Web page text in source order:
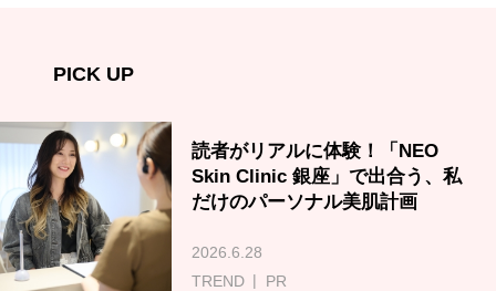
PICK UP
読者がリアルに体験！「NEO
Skin Clinic 銀座」で出合う、私
だけのパーソナル美肌計画
2026.6.28
TREND
PR